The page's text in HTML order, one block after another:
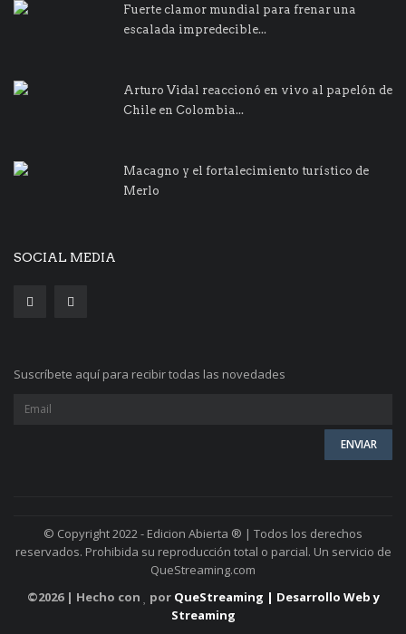
Fuerte clamor mundial para frenar una
escalada impredecible...
Arturo Vidal reaccionó en vivo al papelón de
Chile en Colombia...
Macagno y el fortalecimiento turístico de
Merlo
SOCIAL MEDIA
Suscríbete aquí para recibir todas las novedades
© Copyright 2022 - Edicion Abierta ® | Todos los derechos
reservados. Prohibida su reproducción total o parcial. Un servicio de
QueStreaming.com
©2026 | Hecho con por QueStreaming | Desarrollo Web y
Streaming